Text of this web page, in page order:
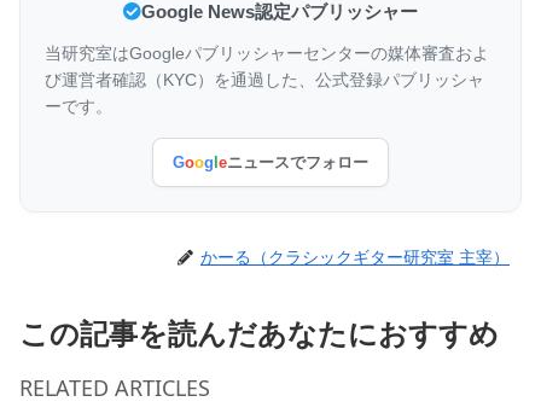
Google News認定パブリッシャー
当研究室はGoogleパブリッシャーセンターの媒体審査およ
び運営者確認（KYC）を通過した、公式登録パブリッシャ
ーです。
Goog eニュースでフォロー
かーる（クラシックギター研究室 主宰）
この記事を読んだあなたにおすすめ
RELATED ARTICLES